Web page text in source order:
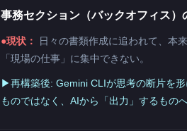
事務セクション（バックオフィス）
●現状：
日々の書類作成に追われて、本
「現場の仕事」に集中できない。
▶再構築後: Gemini CLIが思考の断片を
ものではなく、AIから「出力」するもの